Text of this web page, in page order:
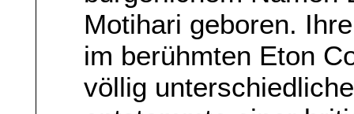
Motihari geboren.
im berühmten Eton
völlig